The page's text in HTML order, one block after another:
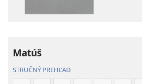
Matúš
STRUČNÝ PREHĽAD